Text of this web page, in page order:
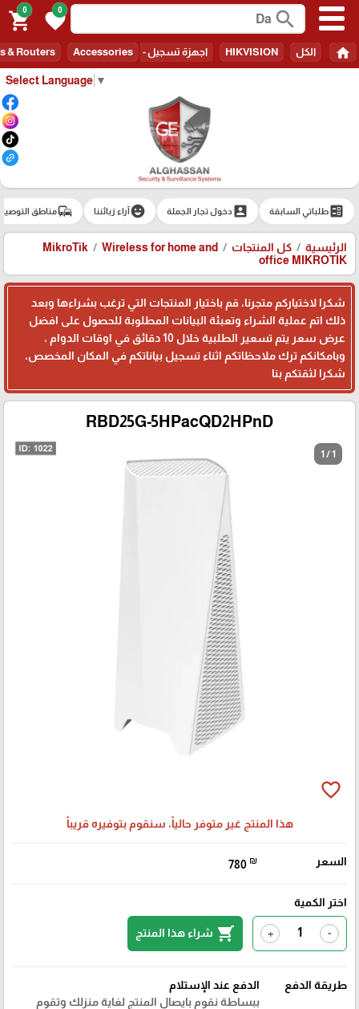
Select Language ▼
search
0
favorite
0
shopping_cart
home الكل HIKVISION اجهزة تسجيل - Recorders & Routers Accessories
ballotطلباتي السابقة account_boxدخول تجار الجملة emoji_emotionsآراء زبائننا commuteمناطق
الرئيسية كل المنتجات MikroTik
Wireless for home and
office MIKROTIK
شكرا لاختياركم متجرنا، قم باختيار المنتجات التي ترغب بشراءها وبعد
ذلك اتم عملية الشراء وتعبئة البيانات المطلوبة للحصول على افضل
عرض سعر يتم تسعير الطلبية خلال 10 دقائق في اوقات الدوام ،
وبامكانكم ترك ملاحظاتكم اثناء تسجيل بياناتكم في المكان المخصص،
شكرا لثقتكم بنا
RBD25G-5HPacQD2HPnD
1 / 1
favorite_border
هذا المنتج غير متوفر حالياً، سنقوم بتوفيره قريباً
السعر 780 ₪
اختر الكمية
-
+
shopping_cart شراء هذا المنتج
طريقة الدفع
الدفع عند الإستلام
ببساطة نقوم بايصال المنتج لغاية منزلك وتقوم